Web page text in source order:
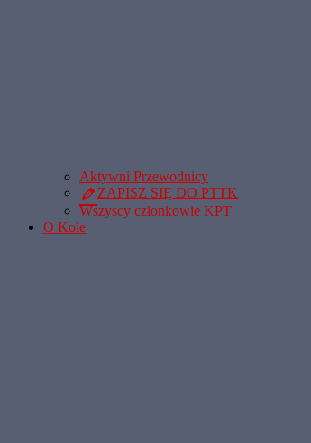
Aktywni Przewodnicy
ZAPISZ SIĘ DO PTTK
Wszyscy członkowie KPT
O Kole